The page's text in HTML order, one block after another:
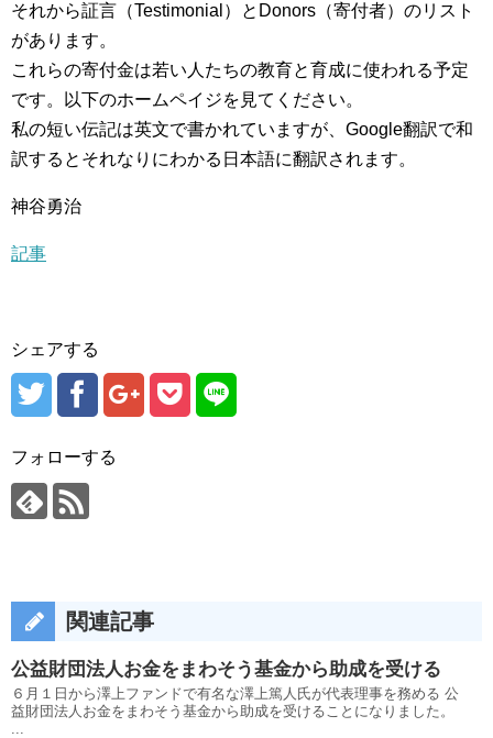
それから証言（Testimonial）とDonors（寄付者）のリスト
があります。
これらの寄付金は若い人たちの教育と育成に使われる予定
です。以下のホームペイジを見てください。
私の短い伝記は英文で書かれていますが、Google翻訳で和
訳するとそれなりにわかる日本語に翻訳されます。
神谷勇治
記事
シェアする
フォローする
関連記事
公益財団法人お金をまわそう基金から助成を受ける
６月１日から澤上ファンドで有名な澤上篤人氏が代表理事を務める 公
益財団法人お金をまわそう基金から助成を受けることになりました。
...